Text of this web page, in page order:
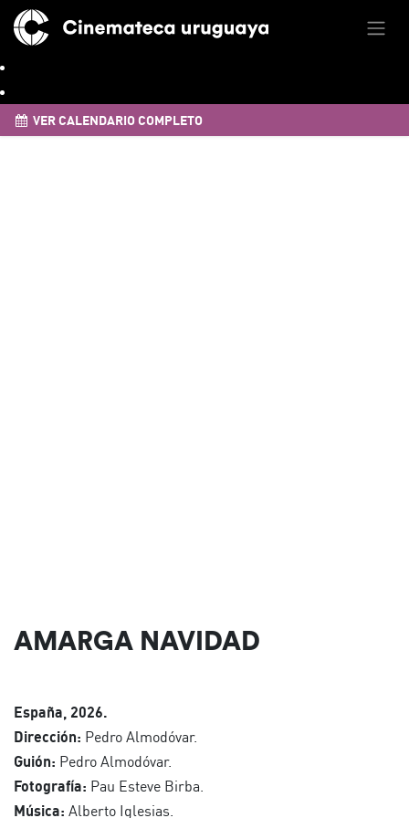
VER CALENDARIO COMPLETO
AMARGA NAVIDAD
España, 2026.
Dirección: Pedro Almodóvar.
Guión: Pedro Almodóvar.
Fotografía: Pau Esteve Birba.
Música: Alberto Iglesias.